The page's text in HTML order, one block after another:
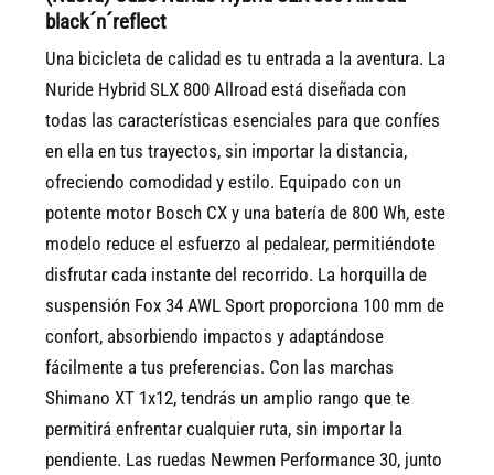
black´n´reflect
Una bicicleta de calidad es tu entrada a la aventura. La
Nuride Hybrid SLX 800 Allroad está diseñada con
todas las características esenciales para que confíes
en ella en tus trayectos, sin importar la distancia,
ofreciendo comodidad y estilo. Equipado con un
potente motor Bosch CX y una batería de 800 Wh, este
modelo reduce el esfuerzo al pedalear, permitiéndote
disfrutar cada instante del recorrido. La horquilla de
suspensión Fox 34 AWL Sport proporciona 100 mm de
confort, absorbiendo impactos y adaptándose
fácilmente a tus preferencias. Con las marchas
Shimano XT 1x12, tendrás un amplio rango que te
permitirá enfrentar cualquier ruta, sin importar la
pendiente. Las ruedas Newmen Performance 30, junto